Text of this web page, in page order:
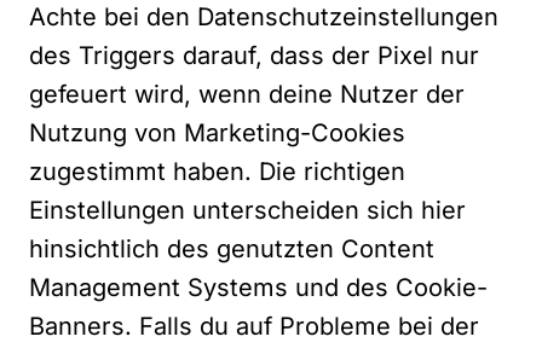
Achte bei den Datenschutzeinstellungen
des Triggers darauf, dass der Pixel nur
gefeuert wird, wenn deine Nutzer der
Nutzung von Marketing-Cookies
zugestimmt haben. Die richtigen
Einstellungen unterscheiden sich hier
hinsichtlich des genutzten Content
Management Systems und des Cookie-
Banners. Falls du auf Probleme bei der